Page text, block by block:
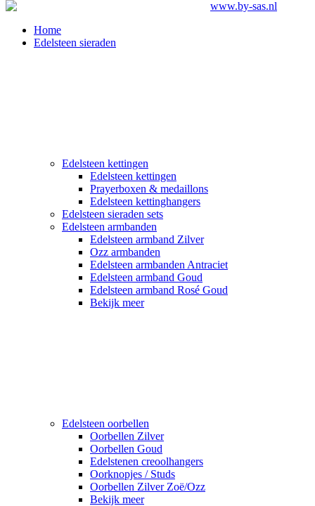
Home
Edelsteen sieraden
Edelsteen kettingen
Edelsteen kettingen
Prayerboxen & medaillons
Edelsteen kettinghangers
Edelsteen sieraden sets
Edelsteen armbanden
Edelsteen armband Zilver
Ozz armbanden
Edelsteen armbanden Antraciet
Edelsteen armband Goud
Edelsteen armband Rosé Goud
Bekijk meer
Edelsteen oorbellen
Oorbellen Zilver
Oorbellen Goud
Edelstenen creoolhangers
Oorknopjes / Studs
Oorbellen Zilver Zoë/Ozz
Bekijk meer